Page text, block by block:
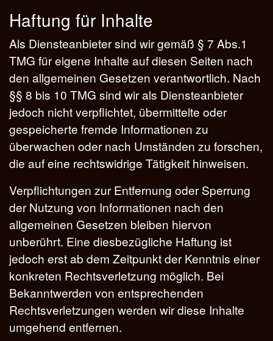
Haftung für Inhalte
Als Diensteanbieter sind wir gemäß § 7 Abs.1
TMG für eigene Inhalte auf diesen Seiten nach
den allgemeinen Gesetzen verantwortlich. Nach
§§ 8 bis 10 TMG sind wir als Diensteanbieter
jedoch nicht verpflichtet, übermittelte oder
gespeicherte fremde Informationen zu
überwachen oder nach Umständen zu forschen,
die auf eine rechtswidrige Tätigkeit hinweisen.
Verpflichtungen zur Entfernung oder Sperrung
der Nutzung von Informationen nach den
allgemeinen Gesetzen bleiben hiervon
unberührt. Eine diesbezügliche Haftung ist
jedoch erst ab dem Zeitpunkt der Kenntnis einer
konkreten Rechtsverletzung möglich. Bei
Bekanntwerden von entsprechenden
Rechtsverletzungen werden wir diese Inhalte
umgehend entfernen.